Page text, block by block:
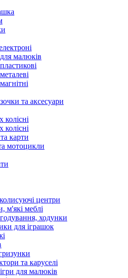
малюків
та аксесуари
карти
мотоцикли
центри
м'які меблі
ходунки
для іграшок
та каруселі
для малюків